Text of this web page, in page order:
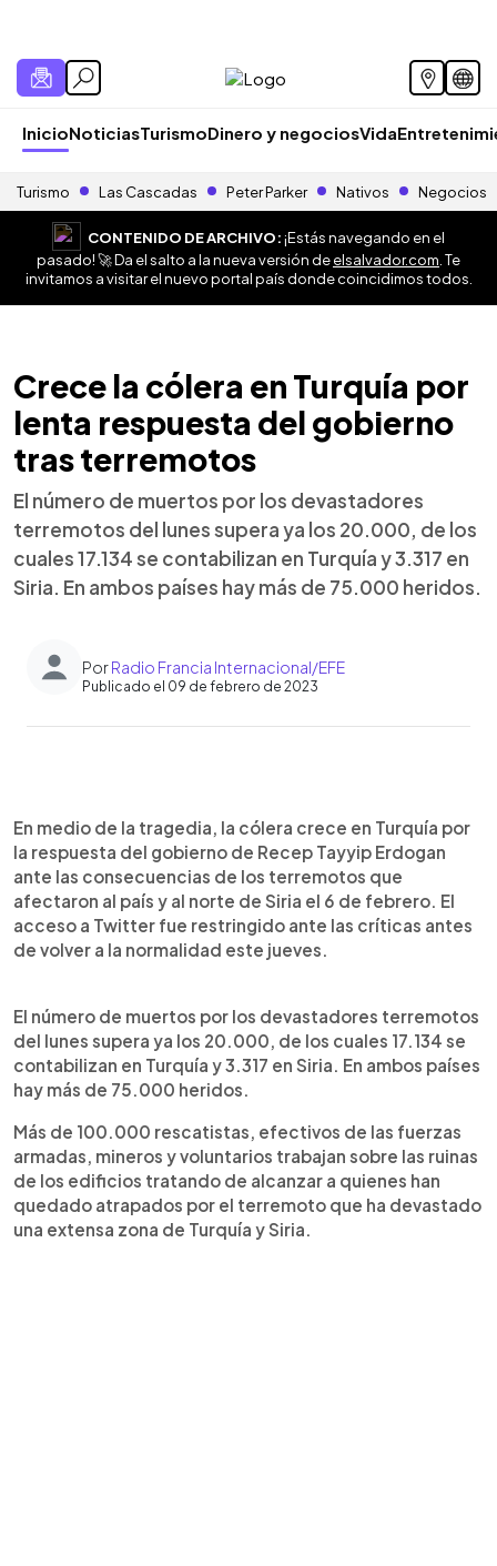
InicioNoticiasTurismoDinero y negociosVida
Turismo Las Cascadas Peter Parker Nativos Negocios
CONTENIDO DE ARCHIVO:¡Estás navegando en el
pasado! 🚀 Da el salto a la nueva versión deelsalvador.com . Te
invitamos a visitar el nuevo portal país donde coincidimos todos.
Crece la cólera en Turquía por
lenta respuesta del gobierno
tras terremotos
El número de muertos por los devastadores
terremotos del lunes supera ya los 20.000, de los
cuales 17.134 se contabilizan en Turquía y 3.317 en
Siria. En ambos países hay más de 75.000 heridos.
PorRadio Francia Internacional/EFE
Publicado el 09 de febrero de 2023
► Escuchar artículo
En medio de la tragedia, la cólera crece en Turquía por
la respuesta del gobierno de Recep Tayyip Erdogan
ante las consecuencias de los terremotos que
afectaron al país y al norte de Siria el 6 de febrero. El
acceso a Twitter fue restringido ante las críticas antes
de volver a la normalidad este jueves.
El número de muertos por los devastadores terremotos
del lunes supera ya los 20.000, de los cuales 17.134 se
contabilizan en Turquía y 3.317 en Siria. En ambos países
hay más de 75.000 heridos.
Más de 100.000 rescatistas, efectivos de las fuerzas
armadas, mineros y voluntarios trabajan sobre las ruinas
de los edificios tratando de alcanzar a quienes han
quedado atrapados por el terremoto que ha devastado
una extensa zona de Turquía y Siria.